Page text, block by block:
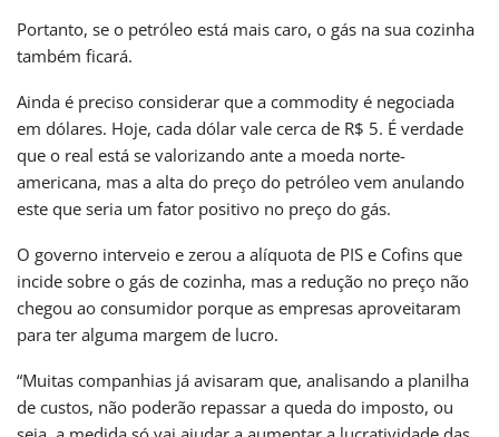
Portanto, se o petróleo está mais caro, o gás na sua cozinha
também ficará.
Ainda é preciso considerar que a commodity é negociada
em dólares. Hoje, cada dólar vale cerca de R$ 5. É verdade
que o real está se valorizando ante a moeda norte-
americana, mas a alta do preço do petróleo vem anulando
este que seria um fator positivo no preço do gás.
O governo interveio e zerou a alíquota de PIS e Cofins que
incide sobre o gás de cozinha, mas a redução no preço não
chegou ao consumidor porque as empresas aproveitaram
para ter alguma margem de lucro.
“Muitas companhias já avisaram que, analisando a planilha
de custos, não poderão repassar a queda do imposto, ou